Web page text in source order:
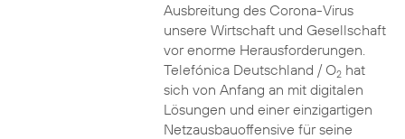
Ausbreitung des Corona-Virus
unsere Wirtschaft und Gesellschaft
vor enorme Herausforderungen.
Telefónica Deutschland / O2hat
sich von Anfang an mit digitalen
Lösungen und einer einzigartigen
Netzausbauoffensive für seine